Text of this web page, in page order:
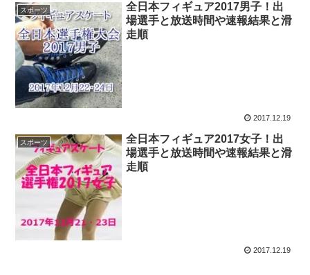
スポーツ
全日本フィギュア2017男子！出
場選手と放送時間や速報結果と滑
走順
2017.12.19
スポーツ
全日本フィギュア2017女子！出
場選手と放送時間や速報結果と滑
走順
2017.12.19